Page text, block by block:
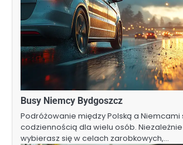
Busy Niemcy Bydgoszcz
Podróżowanie między Polską a Niemcami
codziennością dla wielu osób.
wybierasz się w celach zarobkowych,…